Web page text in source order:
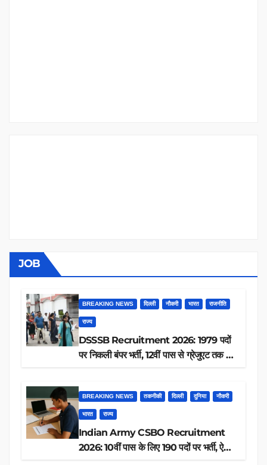
JOB
BREAKING NEWS दिल्ली नौकरी भारत राजनीति
राज्य
DSSSB Recruitment 2026: 1979 पदों
पर निकली बंपर भर्ती, 12वीं पास से ग्रेजुएट तक करें
BREAKING NEWS तकनीकी दिल्ली दुनिया नौकरी
भारत राज्य
Indian Army CSBO Recruitment
2026: 10वीं पास के लिए 190 पदों पर भर्ती, ऐसे